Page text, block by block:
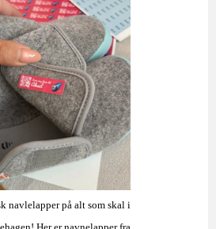
navlelapper på alt som skal i